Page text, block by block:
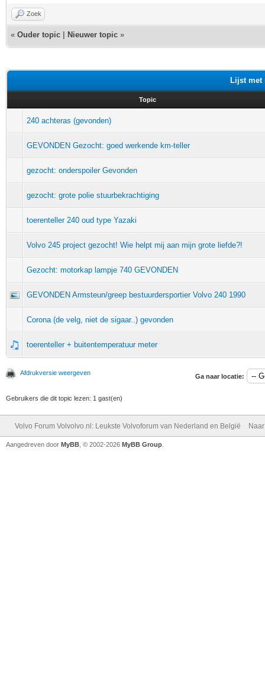
Zoek
« Ouder topic Nieuwer topic »
Lijst met
Topic
240 achteras (gevonden)
GEVONDEN Gezocht: goed werkende km-teller
gezocht: onderspoiler Gevonden
gezocht: grote polie stuurbekrachtiging
toerenteller 240 oud type Yazaki
Volvo 245 project gezocht! Wie helpt mij aan mijn grote liefde?!
Gezocht: motorkap lampje 740 GEVONDEN
GEVONDEN Armsteun/greep bestuurdersportier Volvo 240 1990
Corona (de velg, niet de sigaar..) gevonden
toerenteller + buitentemperatuur meter
Afdrukversie weergeven Ga naar locatie:
Gebruikers die dit topic lezen: 1 gast(en)
Volvo Forum Volvolvo.nl: Leukste Volvoforum van Nederland en België
Aangedreven door MyBB , © 2002-2026 MyBB Group